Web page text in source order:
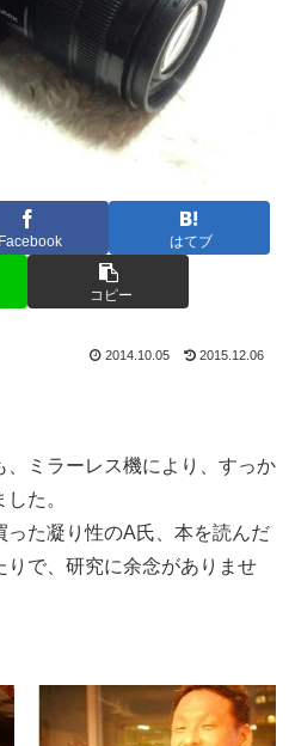
Facebook はてブ
コピー
2014.10.05 2015.12.06
、ミラーレス機により、すっか
た。
た凝り性のA氏、本を読んだ
りで、研究に余念がありませ